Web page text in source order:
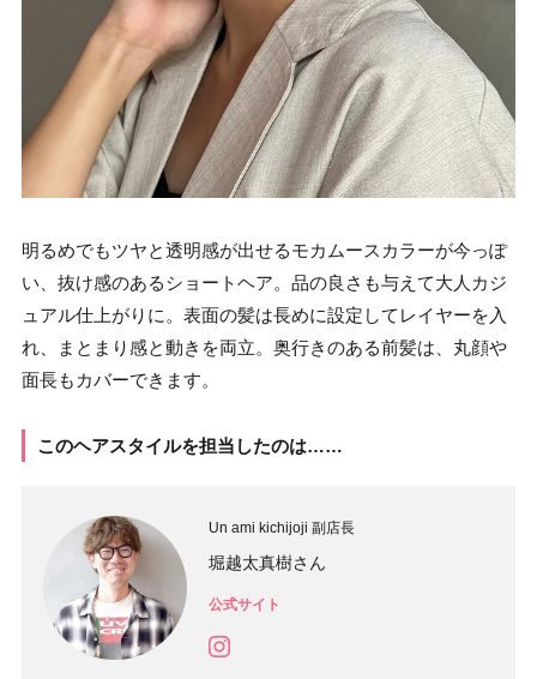
明るめでもツヤと透明感が出せるモカムースカラーが今っぽ
い、抜け感のあるショートヘア。品の良さも与えて大人カジ
ュアル仕上がりに。表面の髪は長めに設定してレイヤーを入
れ、まとまり感と動きを両立。奥行きのある前髪は、丸顔や
面長もカバーできます。
このヘアスタイルを担当したのは……
Un ami kichijoji 副店長
堀越太真樹さん
公式サイト